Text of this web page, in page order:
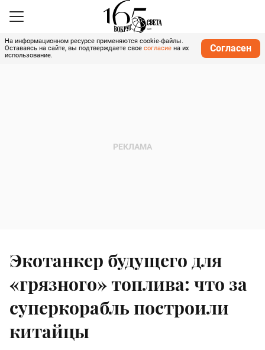
На информационном ресурсе применяются cookie-файлы.
Оставаясь на сайте, вы подтверждаете свое согласие на их
использование.
Согласен
Экотанкер будущего для
«грязного» топлива: что за
суперкорабль построили
китайцы